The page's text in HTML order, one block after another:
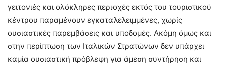
γειτονιές και ολόκληρες περιοχές εκτός του τουριστικού
κέντρου παραμένουν εγκαταλελειμμένες, χωρίς
ουσιαστικές παρεμβάσεις και υποδομές. Ακόμη όμως και
στην περίπτωση των Ιταλικών Στρατώνων δεν υπάρχει
καμία ουσιαστική πρόβλεψη για άμεση συντήρηση και